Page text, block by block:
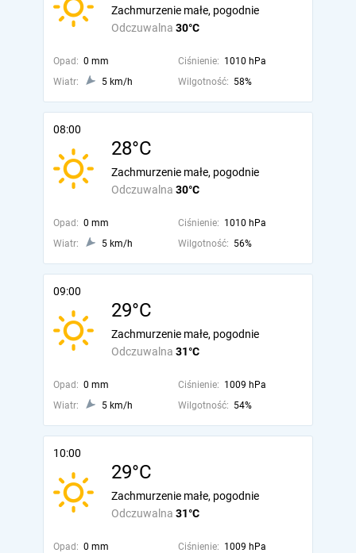
Odczuwalna 30°C
Zachmurzenie małe, pogodnie
Opad: 0 mm Ciśnienie: 1010 hPa
Wiatr:
5 km/h Wilgotność: 58%
08:00
28°C
Odczuwalna 30°C
Zachmurzenie małe, pogodnie
Opad: 0 mm Ciśnienie: 1010 hPa
Wiatr:
5 km/h Wilgotność: 56%
09:00
29°C
Odczuwalna 31°C
Zachmurzenie małe, pogodnie
Opad: 0 mm Ciśnienie: 1009 hPa
Wiatr:
5 km/h Wilgotność: 54%
10:00
29°C
Odczuwalna 31°C
Zachmurzenie małe, pogodnie
Opad: 0 mm Ciśnienie: 1009 hPa